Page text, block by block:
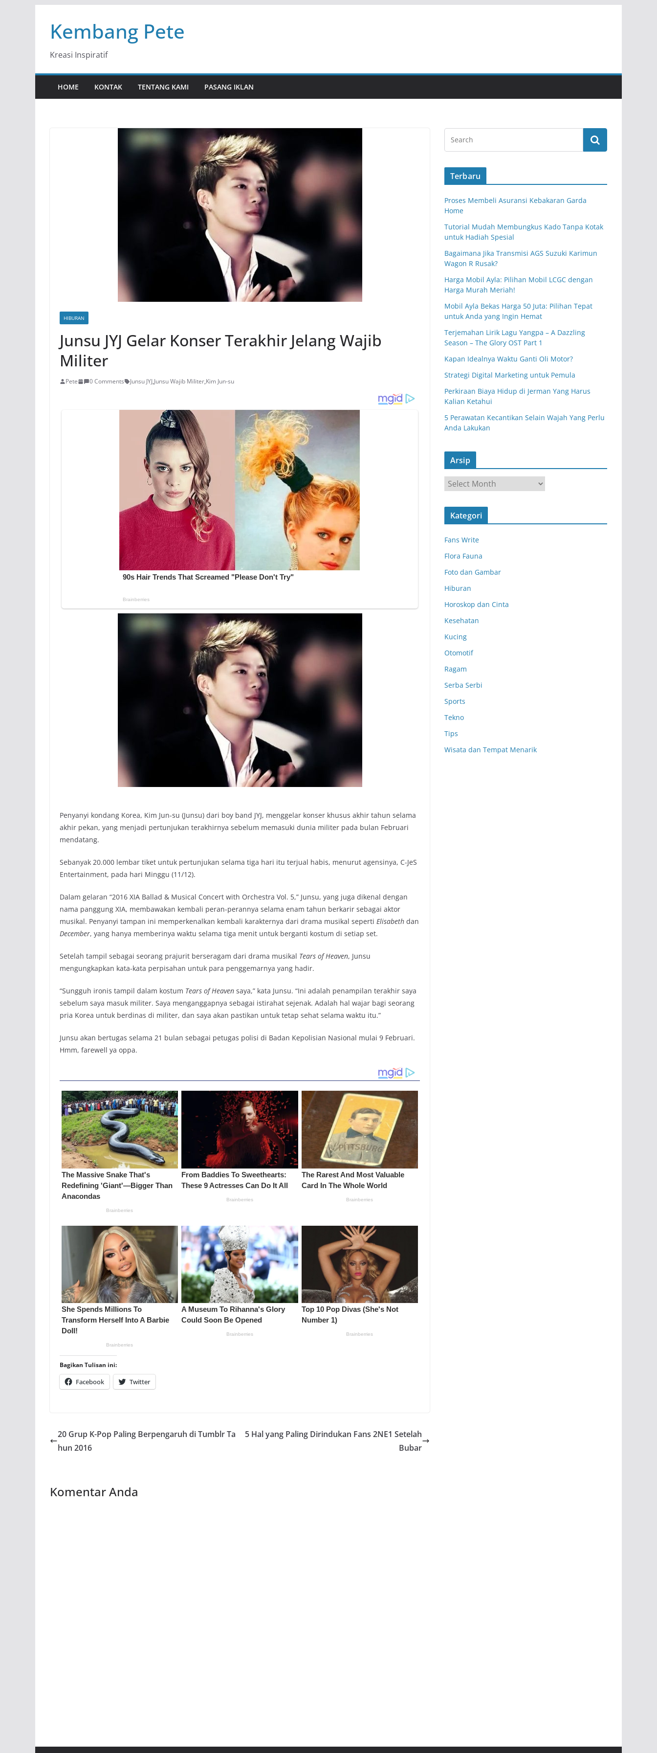
contentKembang Pete
Kreasi Inspiratif
HOME KONTAK TENTANG KAMI PASANG IKLAN
HIBURAN
Junsu JYJ Gelar Konser Terakhir Jelang Wajib
Militer
Pete 0 Comments Junsu JYJ,Junsu Wajib Militer,Kim Jun-su
Penyanyi kondang Korea, Kim Jun-su (Junsu) dari boy band JYJ, menggelar konser khusus akhir tahun selama
akhir pekan, yang menjadi pertunjukan terakhirnya sebelum memasuki dunia militer pada bulan Februari
mendatang.
Sebanyak 20.000 lembar tiket untuk pertunjukan selama tiga hari itu terjual habis, menurut agensinya, C-JeS
Entertainment, pada hari Minggu (11/12).
Dalam gelaran “2016 XIA Ballad & Musical Concert with Orchestra Vol. 5,” Junsu, yang juga dikenal dengan
nama panggung XIA, membawakan kembali peran-perannya selama enam tahun berkarir sebagai aktor
musikal. Penyanyi tampan ini memperkenalkan kembali karakternya dari drama musikal seperti Elisabeth dan
December, yang hanya memberinya waktu selama tiga menit untuk berganti kostum di setiap set.
Setelah tampil sebagai seorang prajurit berseragam dari drama musikal Tears of Heaven, Junsu
mengungkapkan kata-kata perpisahan untuk para penggemarnya yang hadir.
“Sungguh ironis tampil dalam kostum Tears of Heaven saya,” kata Junsu. “Ini adalah penampilan terakhir saya
sebelum saya masuk militer. Saya menganggapnya sebagai istirahat sejenak. Adalah hal wajar bagi seorang
pria Korea untuk berdinas di militer, dan saya akan pastikan untuk tetap sehat selama waktu itu.”
Junsu akan bertugas selama 21 bulan sebagai petugas polisi di Badan Kepolisian Nasional mulai 9 Februari.
Hmm, farewell ya oppa.
Bagikan Tulisan ini:
Facebook Twitter
20 Grup K-Pop Paling Berpengaruh di Tumblr Ta
hun 2016
5 Hal yang Paling Dirindukan Fans 2NE1 Setelah
Bubar
Komentar Anda
Terbaru
Proses Membeli Asuransi Kebakaran Garda
Home
Tutorial Mudah Membungkus Kado Tanpa Kotak
untuk Hadiah Spesial
Bagaimana Jika Transmisi AGS Suzuki Karimun
Wagon R Rusak?
Harga Mobil Ayla: Pilihan Mobil LCGC dengan
Harga Murah Meriah!
Mobil Ayla Bekas Harga 50 Juta: Pilihan Tepat
untuk Anda yang Ingin Hemat
Terjemahan Lirik Lagu Yangpa – A Dazzling
Season – The Glory OST Part 1
Kapan Idealnya Waktu Ganti Oli Motor?
Strategi Digital Marketing untuk Pemula
Perkiraan Biaya Hidup di Jerman Yang Harus
Kalian Ketahui
5 Perawatan Kecantikan Selain Wajah Yang Perlu
Anda Lakukan
Arsip
r
s
Kategori
Fans Write
Flora Fauna
Foto dan Gambar
Hiburan
Horoskop dan Cinta
Kesehatan
Kucing
Otomotif
Ragam
Serba Serbi
Sports
Tekno
Tips
Wisata dan Tempat Menarik